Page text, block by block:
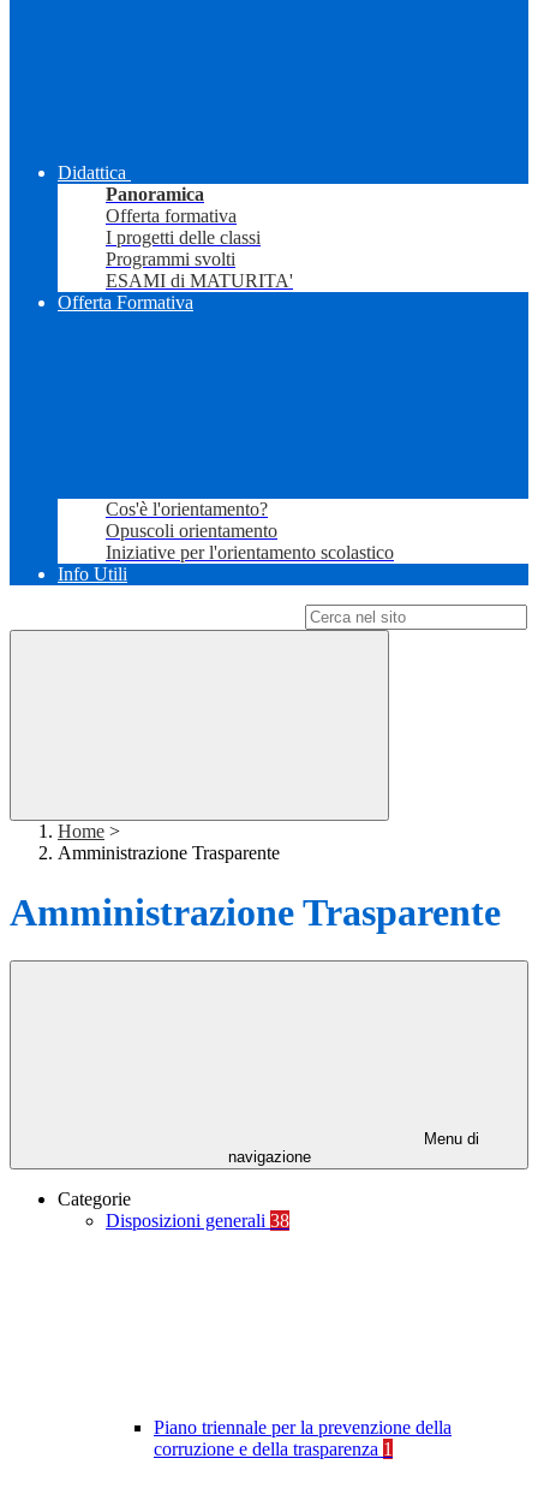
Didattica
Panoramica
Offerta formativa
I progetti delle classi
Programmi svolti
ESAMI di MATURITA'
Offerta Formativa
Cos'è l'orientamento?
Opuscoli orientamento
Iniziative per l'orientamento scolastico
Info Utili
Home >
Amministrazione Trasparente
Amministrazione Trasparente
Menu di
navigazione
Categorie
Disposizioni generali 38
Piano triennale per la prevenzione della
corruzione e della trasparenza 1